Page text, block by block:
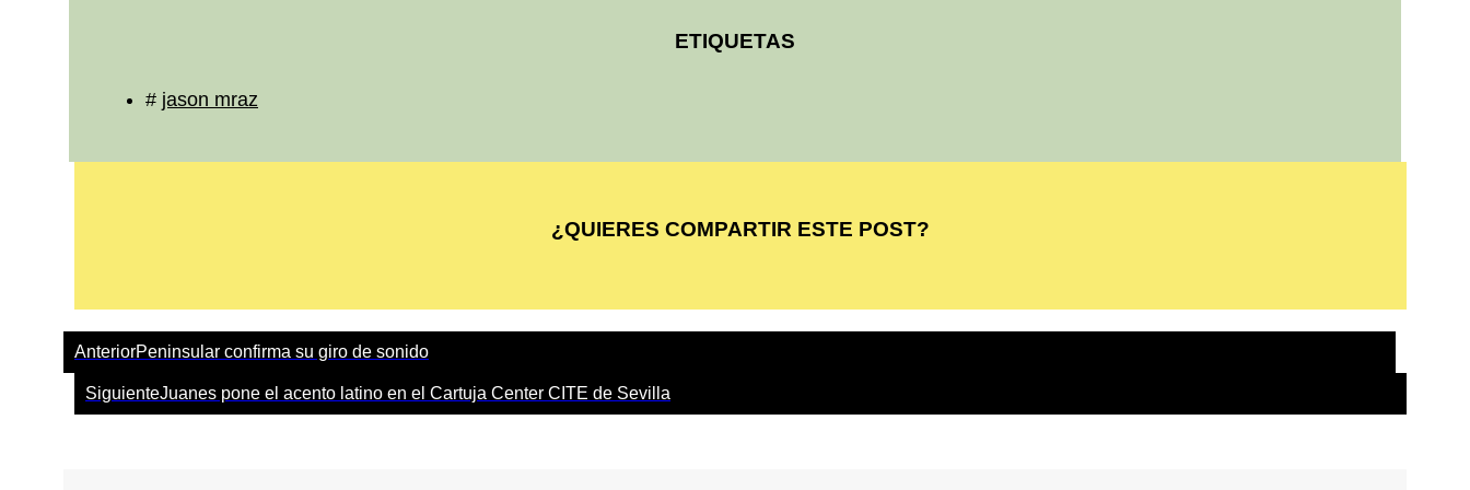
ETIQUETAS
# jason mraz
¿QUIERES COMPARTIR ESTE POST?
AnteriorPeninsular confirma su giro de sonido
SiguienteJuanes pone el acento latino en el Cartuja Center CITE de Sevilla